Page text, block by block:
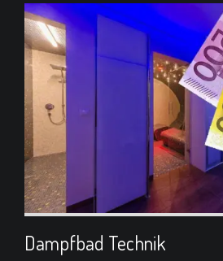
Dampfbad Technik